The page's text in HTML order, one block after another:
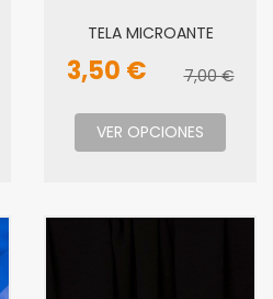
TELA MICROANTE
3,50 € 7,00 €
VER OPCIONES